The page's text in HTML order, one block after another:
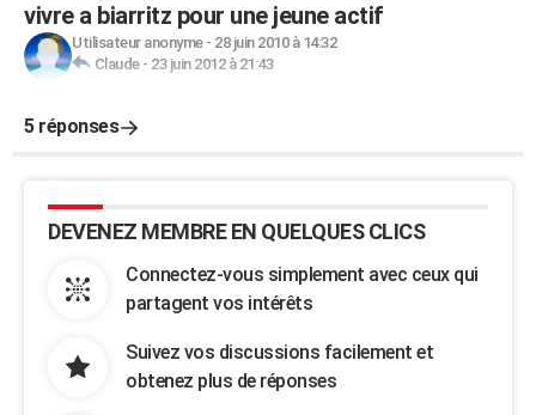
vivre a biarritz pour une jeune actif
Utilisateur anonyme- 28 juin 2010 à 14:32
Claude- 23 juin 2012 à 21:43
5 réponses
DEVENEZ MEMBRE EN QUELQUES CLICS
Connectez-vous simplement avec ceux qui
partagent vos intérêts
Suivez vos discussions facilement et
obtenez plus de réponses